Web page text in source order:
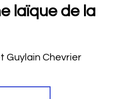
laïque de la
Guylain Chevrier